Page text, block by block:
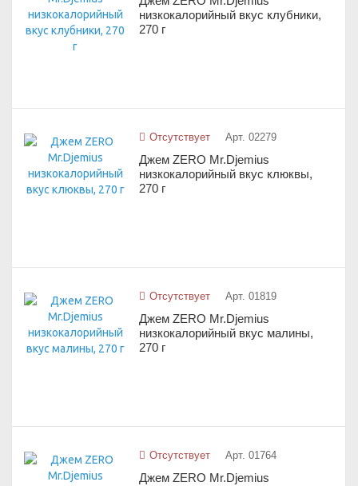
низкокалорийный вкус клубники,
270 г
Отсутствует Арт. 02279
Джем ZERO Mr.Djemius
низкокалорийный вкус клюквы,
270 г
Отсутствует Арт. 01819
Джем ZERO Mr.Djemius
низкокалорийный вкус малины,
270 г
Отсутствует Арт. 01764
Джем ZERO Mr.Djemius